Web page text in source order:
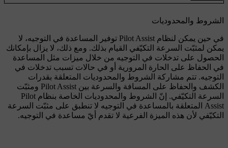
الشروط والمحدوديات
في حين يمكن لنظام Pilot Assist توفير المساعدة في التوجيه، لا
يمكن لمثبّت السرعة التكيّفي القيام بذلك. ومع ذلك، لا يزال بإمكانك
الحصول على تدخلات في التوجيه من خلال ميزات مثل المساعدة
في الحفاظ على الحارة المرورية أو في حالات تسبب تدخلات في
التوجيه. تتم مشاركة الشروط والمحدوديات المتعلقة بقدرات
الكشف والحفاظ على المسافة والسرعة بين Pilot Assist ومثبّت
السرعة التكيّفي. إنّ الشروط والمحدوديات الخاصة بنظام Pilot
Assist المتعلقة بالمساعدة في التوجيه لا تنطبق على مثبّت السرعة
التكيّفي لأن هذه الميزة الفرعية لا تقدم أيّ مساعدة في التوجيه.